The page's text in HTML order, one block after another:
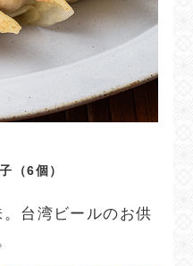
（6個）
台湾ビールのお供